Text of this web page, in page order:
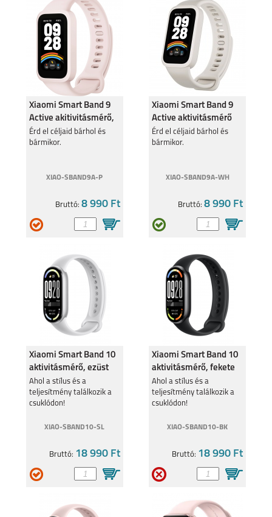
SAMSUNG GALAXY
A27
SAMSUNG GALAXY
A37
S25 EDGE
SAMSUNG S25 FE
SAMSUNG GALAXY
A17
SAMSUNG GALAXY Z
FOLD7
SAMSUNG GALAXY Z
FLIP7 FE
SAMSUNG GALAXY Z
FLIP7
SAMSUNG GALAXY
A56 5G
Xiaomi Smart Band 9
Active akitivitásmérő,
pink BHR9917
Érd el céljaid bárhol és
bármikor.
XIAO-SBAND9A-P
Bruttó: 8 990 Ft
Xiaomi Smart Band 9
Active aktivitásmérő
bézs, fehér BHR9441
Érd el céljaid bárhol és
bármikor.
XIAO-SBAND9A-WH
Bruttó:8 990 Ft
Xiaomi Smart Band 10
aktivitásmérő, ezüst
BHR07PSGL
Ahol a stílus és a
teljesítmény találkozik a
csuklódon!
XIAO-SBAND10-SL
Bruttó: 18 990 Ft
Xiaomi Smart Band 10
aktivitásmérő, fekete
BHR07PYGL
Ahol a stílus és a
teljesítmény találkozik a
csuklódon!
XIAO-SBAND10-BK
Bruttó: 18 990 Ft